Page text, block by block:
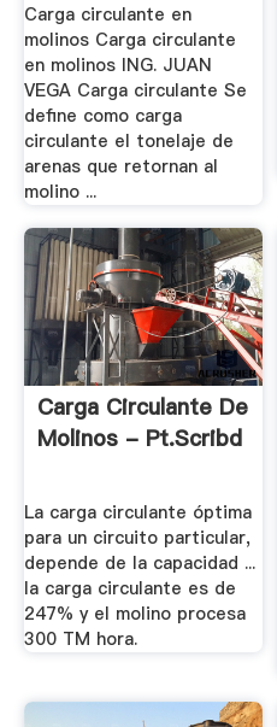
Carga circulante en
molinos Carga circulante
en molinos ING. JUAN
VEGA Carga circulante Se
define como carga
circulante el tonelaje de
arenas que retornan al
molino ...
Carga Circulante De
Molinos - Pt.scribd
La carga circulante óptima
para un circuito particular,
depende de la capacidad ...
la carga circulante es de
247% y el molino procesa
300 TM hora.